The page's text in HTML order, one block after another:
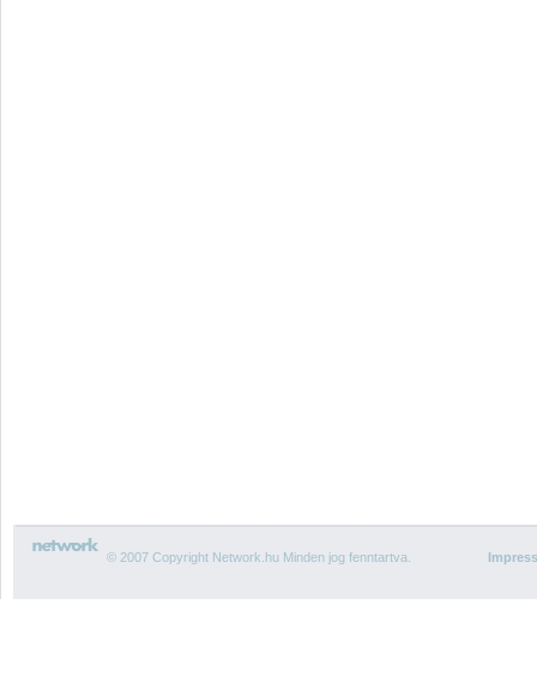
© 2007 Copyright Network.hu Minden jog fenntartva.